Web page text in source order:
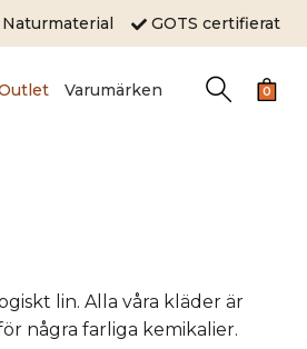
Naturmaterial GOTS certifierat
Varumärken 0
lin. Alla våra kläder är
några farliga kemikalier.